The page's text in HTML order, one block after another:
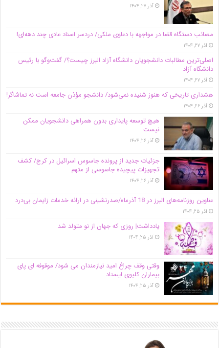
آذر ۲۷, ۱۴۰۴
مصائب دستگاه قضا در مواجهه با دعاوی ملکی/ دردسر اسناد عادی چند‌ دهه‌ای!
آذر ۲۷, ۱۴۰۴
اصلی‌ترین مطالبات دانشجویان دانشگاه آزاد البرز چیست؟/ گفت‌وگو با رئیس
دانشگاه آز‌اد
آذر ۲۷, ۱۴۰۴
هشداری تاریخی که هنوز شنیده نمی‌شود/ دانشجو مؤذن جامعه است نه تماشاگر!
آذر ۲۶, ۱۴۰۴
هیچ توسعه پایداری بدون همراهی دانشجویان ممکن
نیست
آذر ۲۶, ۱۴۰۴
جزئیات جدید از پرونده جاسوس اسرائیل در کرج/‌ کشف
تجهیزات پیچیده جاسوسی از متهم
آذر ۲۶, ۱۴۰۴
عناوین روزنامه‌های البرز در ‌18 آذرماه/صدرنشینی در ارائه خدمات زایمان بی‌درد
آذر ۲۵, ۱۴۰۴
یادداشت| روزی که جهان از نو متولد شد
آذر ۲۵, ۱۴۰۴
وقتی وقف چراغ امید نیازمندان می شود/ موقوفه ای پای
بیماران کلیوی ایستاد
آذر ۲۵, ۱۴۰۴